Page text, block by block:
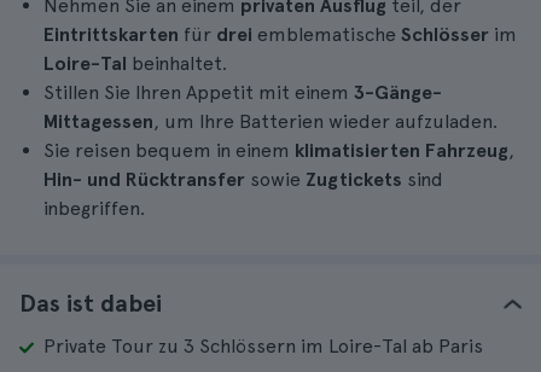
Nehmen Sie an einem privaten Ausflug teil, der
Eintrittskarten für drei emblematische Schlösser im
Loire-Tal beinhaltet.
Stillen Sie Ihren Appetit mit einem 3-Gänge-
Mittagessen, um Ihre Batterien wieder aufzuladen.
Sie reisen bequem in einem klimatisierten Fahrzeug,
Hin- und Rücktransfer sowie Zugtickets sind
inbegriffen.
Das ist dabei
Private Tour zu 3 Schlössern im Loire-Tal ab Paris